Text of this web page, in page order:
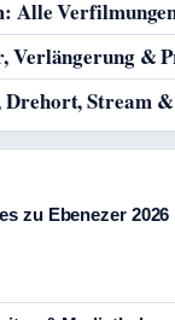
Alle
Verlängerung &
Stream
zu Ebenezer 2026